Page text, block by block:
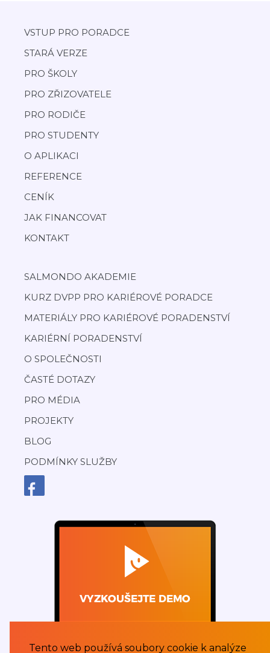
Tento web používá soubory cookie k analýze
VSTUP PRO PORADCE
STARÁ VERZE
PRO ŠKOLY
PRO ZŘIZOVATELE
PRO RODIČE
PRO STUDENTY
O APLIKACI
REFERENCE
CENÍK
JAK FINANCOVAT
KONTAKT
SALMONDO AKADEMIE
KURZ DVPP PRO KARIÉROVÉ PORADCE
MATERIÁLY PRO KARIÉROVÉ PORADENSTVÍ
KARIÉRNÍ PORADENSTVÍ
O SPOLEČNOSTI
ČASTÉ DOTAZY
PRO MÉDIA
PROJEKTY
BLOG
PODMÍNKY SLUŽBY